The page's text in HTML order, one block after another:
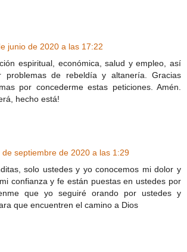
junio de 2020 a las 17:22
espiritual, económica, salud y empleo, así
problemas de rebeldía y altanería. Gracias
por concederme estas peticiones. Amén.
hecho está!
de septiembre de 2020 a las 1:29
solo ustedes y yo conocemos mi dolor y
confianza y fe están puestas en ustedes por
que yo seguiré orando por ustedes y
que encuentren el camino a Dios